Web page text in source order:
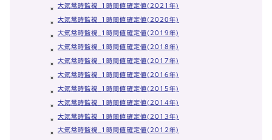
大気常時監視_1時間値確定値(2021年)
大気常時監視_1時間値確定値(2020年)
大気常時監視_1時間値確定値(2019年)
大気常時監視_1時間値確定値(2018年)
大気常時監視_1時間値確定値(2017年)
大気常時監視_1時間値確定値(2016年)
大気常時監視_1時間値確定値(2015年)
大気常時監視_1時間値確定値(2014年)
大気常時監視_1時間値確定値(2013年)
大気常時監視_1時間値確定値(2012年)